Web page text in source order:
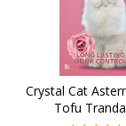
Crystal Cat
Tofu